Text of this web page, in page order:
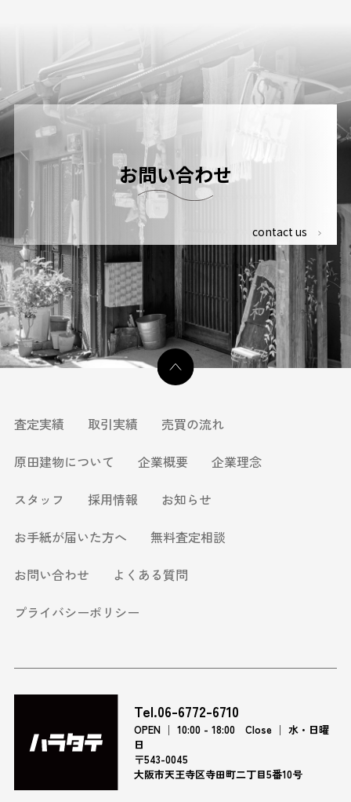
お問い合わせ
contact us
Tel.06-6772-6710
OPEN │ 10:00 - 18:00 Close │ 水・日曜
日
〒543-0045
大阪市天王寺区寺田町二丁目5番10号
査定実績 取引実績
売買の流れ
原田建物について
企業概要
企業理念
スタッフ
採用情報
お知らせ
お手紙が届いた方へ
無料査定相談
お問い合わせ
よくある質問
プライバシーポリシー